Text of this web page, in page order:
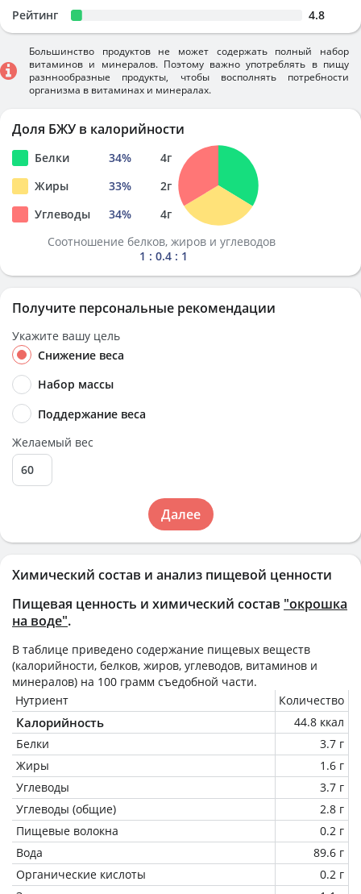
Химический состав и анализ пищевой ценности
Пищевая ценность и химический состав "окрошка
на воде".
В таблице приведено содержание пищевых веществ
(калорийности, белков, жиров, углеводов, витаминов и
минералов) на 100 грамм съедобной части.
Нутриент
Количество
Калорийность
44.8 ккал
Белки
3.7 г
Жиры
1.6 г
Углеводы
3.7 г
Углеводы (общие)
2.8 г
Пищевые волокна
0.2 г
Вода
89.6 г
Органические кислоты
0.2 г
Рейтинг 4.8
Большинство продуктов не может содержать полный набор
витаминов и минералов. Поэтому важно употреблять в пищу
разннообразные продукты, чтобы восполнять потребности
организма в витаминах и минералах.
Доля БЖУ в калорийности
Белки 34% 4г
Жиры
33% 2г
Углеводы
34% 4г
Соотношение белков, жиров и углеводов
1 : 0.4 : 1
Получите персональные рекомендации
Укажите вашу цель
Снижение веса
Набор массы
Поддержание веса
Желаемый вес
Далее